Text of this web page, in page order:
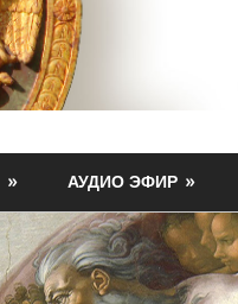
АУДИО ЭФИР